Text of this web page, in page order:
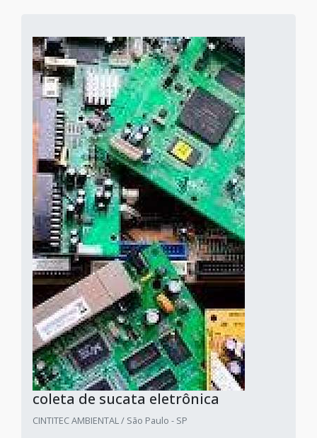
coleta de sucata eletrônica
CINTITEC AMBIENTAL / São Paulo - SP